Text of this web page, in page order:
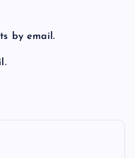
by email.